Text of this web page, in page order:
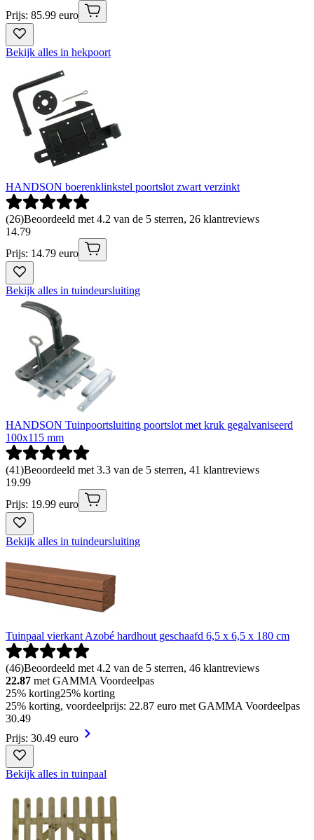
Prijs: 85.99 euro
Bekijk alles in hekpoort
HANDSON boerenklinkstel poortslot zwart verzinkt
(26)Beoordeeld met 4.2 van de 5 sterren, 26 klantreviews
14.79
Prijs: 14.79 euro
Bekijk alles in tuindeursluiting
HANDSON Tuinpoortsluiting poortslot met kruk gegalvaniseerd
100x115 mm
(41)Beoordeeld met 3.3 van de 5 sterren, 41 klantreviews
19.99
Prijs: 19.99 euro
Bekijk alles in tuindeursluiting
Tuinpaal vierkant Azobé hardhout geschaafd 6,5 x 6,5 x 180 cm
(46)Beoordeeld met 4.2 van de 5 sterren, 46 klantreviews
22.87 met GAMMA Voordeelpas
25% korting25% korting
25% korting, voordeelprijs: 22.87 euro met GAMMA Voordeelpas
30.49
Prijs: 30.49 euro
Bekijk alles in tuinpaal